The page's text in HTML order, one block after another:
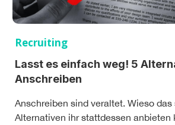
Recruiting
Lasst es einfach weg! 5
Anschreiben
Anschreiben sind veraltet. Wieso
Alternativen ihr stattdessen anbieten